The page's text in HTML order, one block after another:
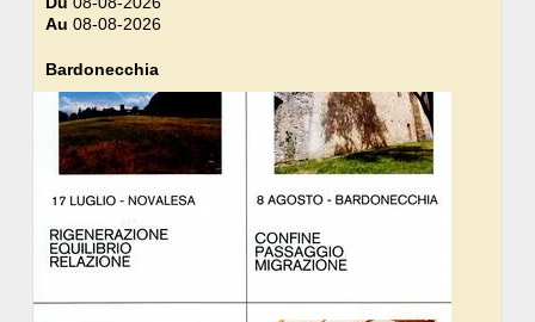
PRESS
Au 08-08-2026
Bardonecchia